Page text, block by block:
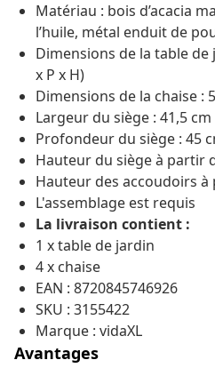
Matériau : bois d’acacia
l’huile, métal enduit de
Dimensions de la table de
x P x H)
Dimensions de la chaise :
Largeur du siège : 41,5 cm
Profondeur du siège : 45
Hauteur du siège à partir
Hauteur des accoudoirs
L'assemblage est requis
La livraison contient :
1 x table de jardin
4 x chaise
EAN : 8720845746926
SKU : 3155422
Marque : vidaXL
Avantages